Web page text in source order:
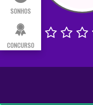
SONHOS
CONCURSO